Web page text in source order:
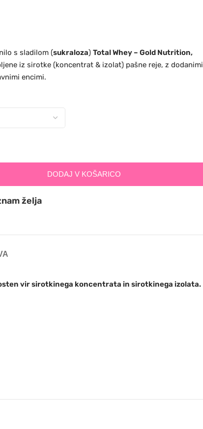
s sladilom (sukraloza) Total Whey – Gold Nutrition,
iz sirotke (koncentrat & izolat) pašne reje, z dodanimi
encimi.
DODAJ V KOŠARICO
želja
vir sirotkinega koncentrata in sirotkinega izolata.